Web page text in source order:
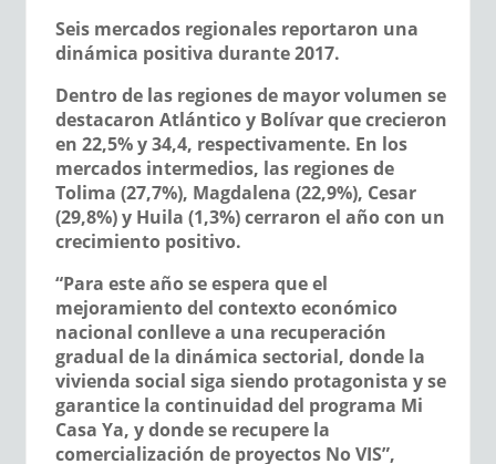
Seis mercados regionales reportaron una
dinámica positiva durante 2017.
Dentro de las regiones de mayor volumen se
destacaron Atlántico y Bolívar que crecieron
en 22,5% y 34,4, respectivamente. En los
mercados intermedios, las regiones de
Tolima (27,7%), Magdalena (22,9%), Cesar
(29,8%) y Huila (1,3%) cerraron el año con un
crecimiento positivo.
“Para este año se espera que el
mejoramiento del contexto económico
nacional conlleve a una recuperación
gradual de la dinámica sectorial, donde la
vivienda social siga siendo protagonista y se
garantice la continuidad del programa Mi
Casa Ya, y donde se recupere la
comercialización de proyectos No VIS”,